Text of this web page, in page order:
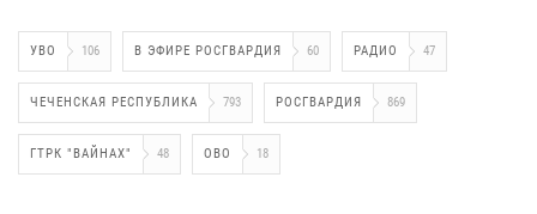
УВО 106 В ЭФИРЕ РОСГВАРДИЯ 60 РАДИО 47
ЧЕЧЕНСКАЯ РЕСПУБЛИКА 793 РОСГВАРДИЯ 869
ГТРК "ВАЙНАХ" 48 ОВО 18